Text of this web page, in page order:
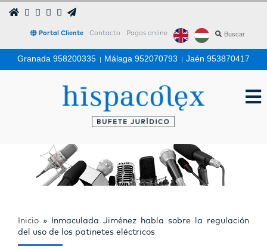
Portal Cliente Contacto Pagos online
Granada 958200335 | Málaga 952070793 | Jaén 953870417
Inicio »
Inmaculada Jiménez habla sobre la regulación
del uso de los patinetes eléctricos